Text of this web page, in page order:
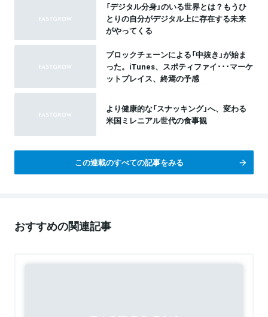
「デジタル分身」のいる世界とは？もうひ
とりの自分がデジタル上に存在する未来
がやってくる
ブロックチェーンによる「中抜き」が始ま
った。iTunes、スポティファイ･･･マーケ
ットプレイス、終焉の予感
より健康的な「スナッキング」へ、変わる
米国ミレニアル世代の食事観
この連載のすべての記事をみる
おすすめの関連記事